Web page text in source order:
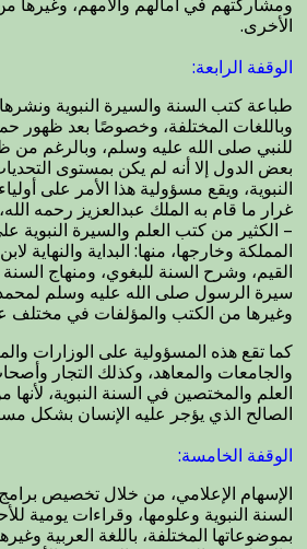
ومشاركتهم في آمالهم وآلامهم، وغيرها من
الأخرى.
الوقفة الرابعة:
طباعة كتب السنة والسيرة النبوية
وباللغات المختلفة، وخصوصًا بعد ظهور
للنبي صلى الله عليه وسلم، وبالرغم من
بعض الدول إلا أنه لم يكن بمستوى
النبوية، ويقع مسؤولية هذا الأمر على
غرار ما قام به الملك عبدالعزيز رحمه
– الكثير من كتب العلم والسيرة النبوية
المملكة وخارجها، منها: البداية والنهاية
القيم، وشرح السنة للبغوي، ومنهاج السنة
سيرة الرسول صلى الله عليه وسلم
وغيرها من الكتب والمؤلفات في مختلف
كما تقع هذه المسؤولية على الوزارات
والجامعات والمعاهد، وكذلك التجار
العلم والمختصين في السنة النبوية، لأنها
الصالح الذي يؤجر عليه الإنسان بشكل
الوقفة الخامسة:
الإسهام الإعلامي، من خلال تخصيص برامج
السنة النبوية وعلومها، وقراءات يومية
بموضوعاتها المختلفة، باللغة العربية